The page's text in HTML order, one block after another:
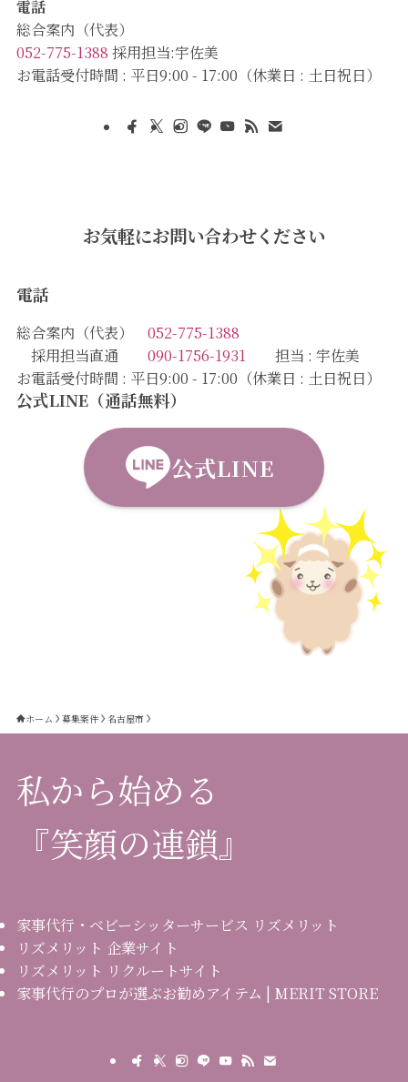
電話
総合案内（代表）
052-775-1388 採用担当:宇佐美
お電話受付時間 : 平日9:00 - 17:00（休業日 : 土日祝日）
お気軽にお問い合わせください
電話
総合案内（代表） 052-775-1388
採用担当直通 090-1756-1931 担当 : 宇佐美
お電話受付時間 : 平日9:00 - 17:00（休業日 : 土日祝日）
公式LINE（通話無料）
公式LINE
ホーム 募集案件 名古屋市
私から始める
『笑顔の連鎖』
家事代行・ベビーシッターサービス リズメリット
リズメリット 企業サイト
リズメリット リクルートサイト
家事代行のプロが選ぶお勧めアイテム | MERIT STORE